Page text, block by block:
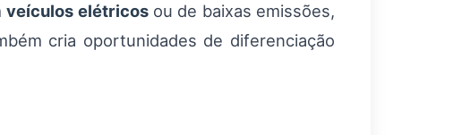
veículos elétricosou de baixas emissões,
cria oportunidades de diferenciação